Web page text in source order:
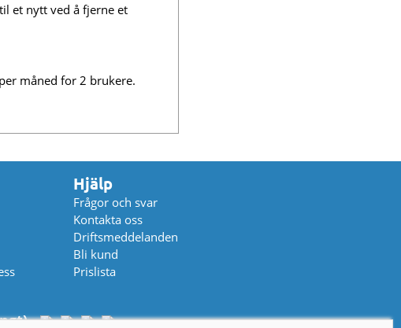
et nytt ved å fjerne et
måned for 2 brukere.
Hjälp
Frågor och svar
Kontakta oss
Driftsmeddelanden
Bli kund
Prislista